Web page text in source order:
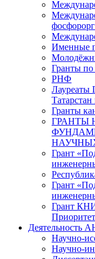
Именные
Гранты
РНФ
Лауреаты
Гранты
ГРАНТЫ
Грант
Грант
Грант
Деятельность
Научно-
Научно-